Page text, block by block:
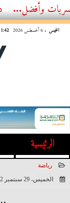
الخميس ، 6 أغسطس 2026 11:42
الرئيسية
رياضة
الخميس، 29 سبتمبر 2022